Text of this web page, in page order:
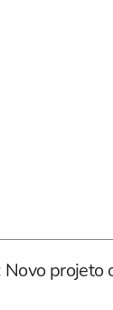
projeto